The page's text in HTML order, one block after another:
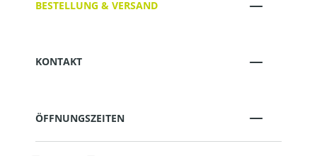
BESTELLUNG & VERSAND
KONTAKT
ÖFFNUNGSZEITEN